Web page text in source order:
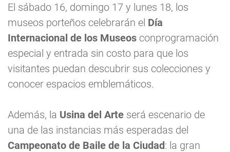
El sábado 16, domingo 17 y lunes 18, los
museos porteños celebrarán el Día
Internacional de los Museos conprogramación
especial y entrada sin costo para que los
visitantes puedan descubrir sus colecciones y
conocer espacios emblemáticos.
Además, la Usina del Arte será escenario de
una de las instancias más esperadas del
Campeonato de Baile de la Ciudad: la gran